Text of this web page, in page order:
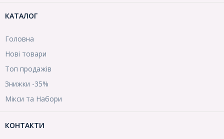
КАТАЛОГ
Головна
Нові товари
Топ продажів
Знижки -35%
Мікси та Набори
КОНТАКТИ